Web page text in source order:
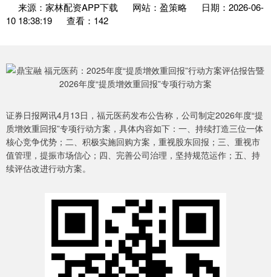
来源：家林配资APP下载 网站：盈策略
日期：2026-06-
10 18:38:19
查看：142
证券日报网讯4月13日，福元医药发布公告称，公司制定2026年度“提
质增效重回报”专项行动方案，具体内容如下：一、持续打造三位一体
核心竞争优势；二、积极实施回购方案，重视股东回报；三、重视市
值管理，提振市场信心；四、完善公司治理，坚持规范运作；五、持
续评估改进行动方案。